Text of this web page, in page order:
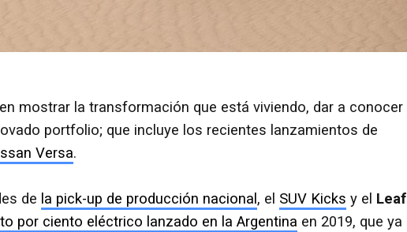
mostrar la transformación que está viviendo, dar a conocer
portfolio; que incluye los recientes lanzamientos de
Versa.
de la pick-up de producción nacional, el SUV Kicks y el Leaf
por ciento eléctrico lanzado en la Argentina en 2019, que ya